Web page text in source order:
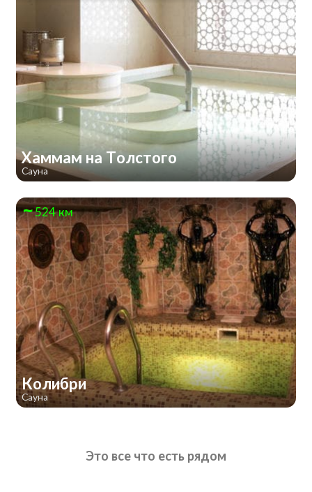
Хаммам на Толстого
Сауна
524 км
Колибри
Сауна
Это все что есть рядом